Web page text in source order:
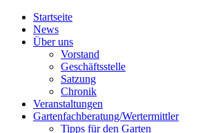
Startseite
News
Über uns
Vorstand
Geschäftsstelle
Satzung
Chronik
Veranstaltungen
Gartenfachberatung/Wertermittler
Tipps für den Garten